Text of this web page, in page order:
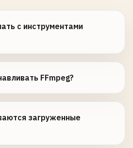
с инструментами
FFmpeg?
загруженные